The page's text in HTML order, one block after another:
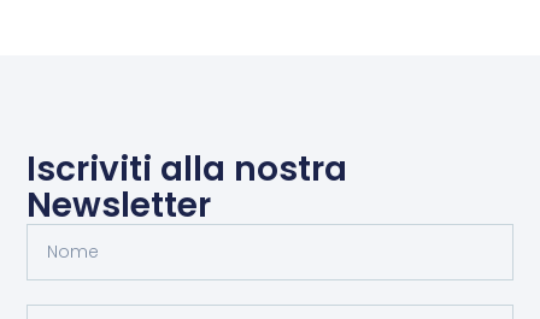
Iscriviti alla nostra
Newsletter